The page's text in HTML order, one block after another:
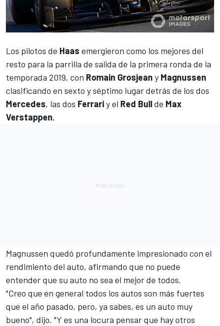
Los pilotos de Haas emergieron como los mejores del
resto para la parrilla de salida de la primera ronda de la
temporada 2019, con Romain Grosjean y Magnussen
clasificando en sexto y séptimo lugar detrás de los dos
Mercedes, las dos Ferrariy el Red Bullde Max
Verstappen.
Magnussen quedó profundamente impresionado con el
rendimiento del auto, afirmando que no puede
entender que su auto no sea el mejor de todos.
"Creo que en general todos los autos son más fuertes
que el año pasado, pero, ya sabes, es un auto muy
bueno", dijo. "Y es una locura pensar que hay otros